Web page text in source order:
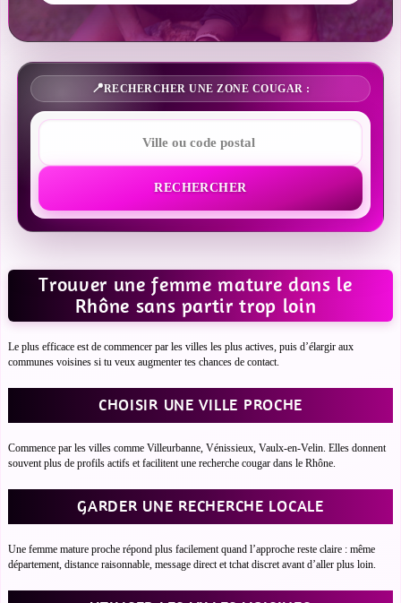
RECHERCHER UNE ZONE COUGAR :
RECHERCHER
Trouver une femme mature dans le
Rhône sans partir trop loin
Le plus efficace est de commencer par les villes les plus actives, puis d’élargir aux
communes voisines si tu veux augmenter tes chances de contact.
CHOISIR UNE VILLE PROCHE
Commence par les villes comme Villeurbanne, Vénissieux, Vaulx-en-Velin. Elles donnent
souvent plus de profils actifs et facilitent une recherche cougar dans le Rhône.
GARDER UNE RECHERCHE LOCALE
Une femme mature proche répond plus facilement quand l’approche reste claire : même
département, distance raisonnable, message direct et tchat discret avant d’aller plus loin.